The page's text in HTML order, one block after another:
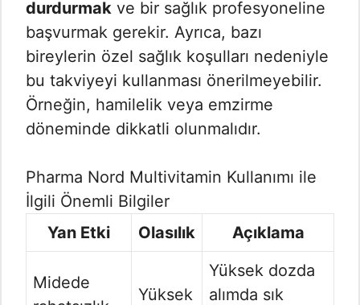
durdurmak ve bir sağlık profesyoneline
başvurmak gerekir. Ayrıca, bazı
bireylerin özel sağlık koşulları nedeniyle
bu takviyeyi kullanması önerilmeyebilir.
Örneğin, hamilelik veya emzirme
döneminde dikkatli olunmalıdır.
Pharma Nord Multivitamin Kullanımı ile
İlgili Önemli Bilgiler
Yan Etki
Olasılık Açıklama
Midede
Yüksek
Yüksek dozda
alımda sık